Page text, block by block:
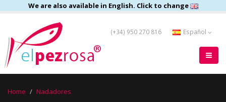
We are also available in English. Click to change
(+34) 950 270 816 Español
Home Nadadores